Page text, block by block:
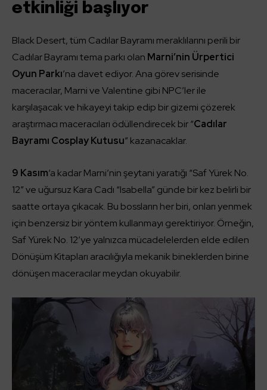
etkinliği başlıyor
Black Desert, tüm Cadılar Bayramı meraklılarını perili bir
Cadılar Bayramı tema parkı olan Marni’nin Ürpertici
Oyun Parkı’na davet ediyor. Ana görev serisinde
maceracılar, Marni ve Valentine gibi NPC’ler ile
karşılaşacak ve hikayeyi takip edip bir gizemi çözerek
araştırmacı maceracıları ödüllendirecek bir “Cadılar
Bayramı Cosplay Kutusu” kazanacaklar.
9 Kasım‘a kadar Marni’nin şeytani yaratığı “Saf Yürek No.
12” ve uğursuz Kara Cadı “Isabella” günde bir kez belirli bir
saatte ortaya çıkacak. Bu bossların her biri, onları yenmek
için benzersiz bir yöntem kullanmayı gerektiriyor. Örneğin,
Saf Yürek No. 12’ye yalnızca mücadelelerden elde edilen
Dönüşüm Kitapları aracılığıyla mekanik bineklerden birine
dönüşen maceracılar meydan okuyabilir.